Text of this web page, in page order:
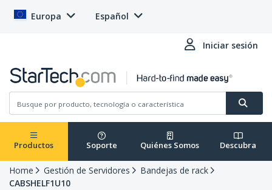
Europa Español
Iniciar sesión
Productos Soporte Quiénes Somos Descubra
Home Gestión de Servidores
Bandejas de rack
CABSHELF1U10